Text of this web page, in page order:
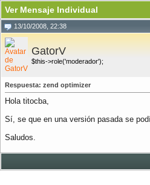
Ver Mensaje Individual
13/10/2008, 22:38
GatorV
$this->role('moderador');
Respuesta: zend optimizer
Hola titocba,
Sí, se que en una versión pasada se
Saludos.